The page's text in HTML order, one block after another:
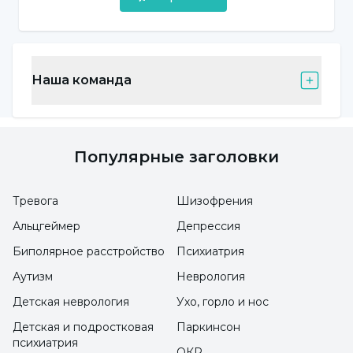
- Если они разделены, где и как лучше
- Что делать, если нет возможности
- Личные данные членов семьи
(хронические заболевания, инвалидность,
беременность и т. д.),
- Знать технические особенности
Наша команда
Популярные заголовки
Тревога
Альцгеймер
Биполярное расстройство
Аутизм
Детская неврология
Шизофрения
Депрессия
Психиатрия
Неврология
Ухо, горло и нос
Детская и подростковая
психиатрия
Паркинсон